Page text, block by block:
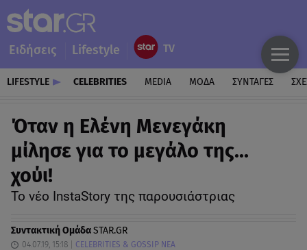
Ειδήσεις Lifestyle
LIFESTYLE CELEBRITIES MEDIA ΜΟΔΑ ΣΥΝΤΑΓΕΣ
Όταν η Ελένη Μενεγάκη
μίλησε για το μεγάλο της…
χούι!
Το νέο InstaStory της παρουσιάστριας
Συντακτική ΟμάδαSTAR.GR
04.07.19, 15:18 CELEBRITIES & GOSSIP ΝΕΑ